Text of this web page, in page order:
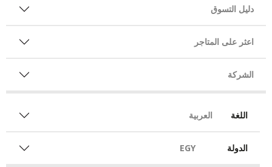
دليل التسوق
اعثر على المتاجر
الشركة
اللغة العربية
الدولة EGY